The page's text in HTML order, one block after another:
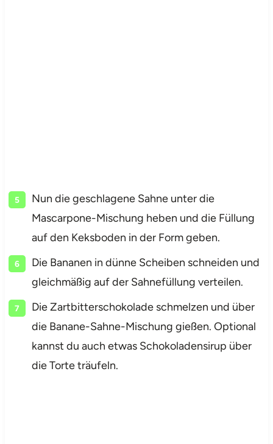
Nun die geschlagene Sahne unter die
Mascarpone-Mischung heben und die Füllung
auf den Keksboden in der Form geben.
Die Bananen in dünne Scheiben schneiden und
gleichmäßig auf der Sahnefüllung verteilen.
Die Zartbitterschokolade schmelzen und über
die Banane-Sahne-Mischung gießen. Optional
kannst du auch etwas Schokoladensirup über
die Torte träufeln.